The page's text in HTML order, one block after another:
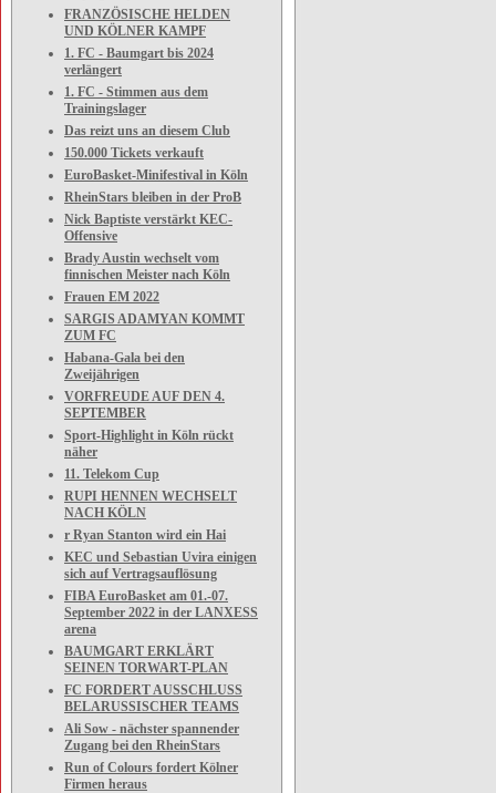
FRANZÖSISCHE HELDEN
UND KÖLNER KAMPF
1. FC - Baumgart bis 2024
verlängert
1. FC - Stimmen aus dem
Trainingslager
Das reizt uns an diesem Club
150.000 Tickets verkauft
EuroBasket-Minifestival in Köln
RheinStars bleiben in der ProB
Nick Baptiste verstärkt KEC-
Offensive
Brady Austin wechselt vom
finnischen Meister nach Köln
Frauen EM 2022
SARGIS ADAMYAN KOMMT
ZUM FC
Habana-Gala bei den
Zweijährigen
VORFREUDE AUF DEN 4.
SEPTEMBER
Sport-Highlight in Köln rückt
näher
11. Telekom Cup
RUPI HENNEN WECHSELT
NACH KÖLN
r Ryan Stanton wird ein Hai
KEC und Sebastian Uvira einigen
sich auf Vertragsauflösung
FIBA EuroBasket am 01.-07.
September 2022 in der LANXESS
arena
BAUMGART ERKLÄRT
SEINEN TORWART-PLAN
FC FORDERT AUSSCHLUSS
BELARUSSISCHER TEAMS
Ali Sow - nächster spannender
Zugang bei den RheinStars
Run of Colours fordert Kölner
Firmen heraus